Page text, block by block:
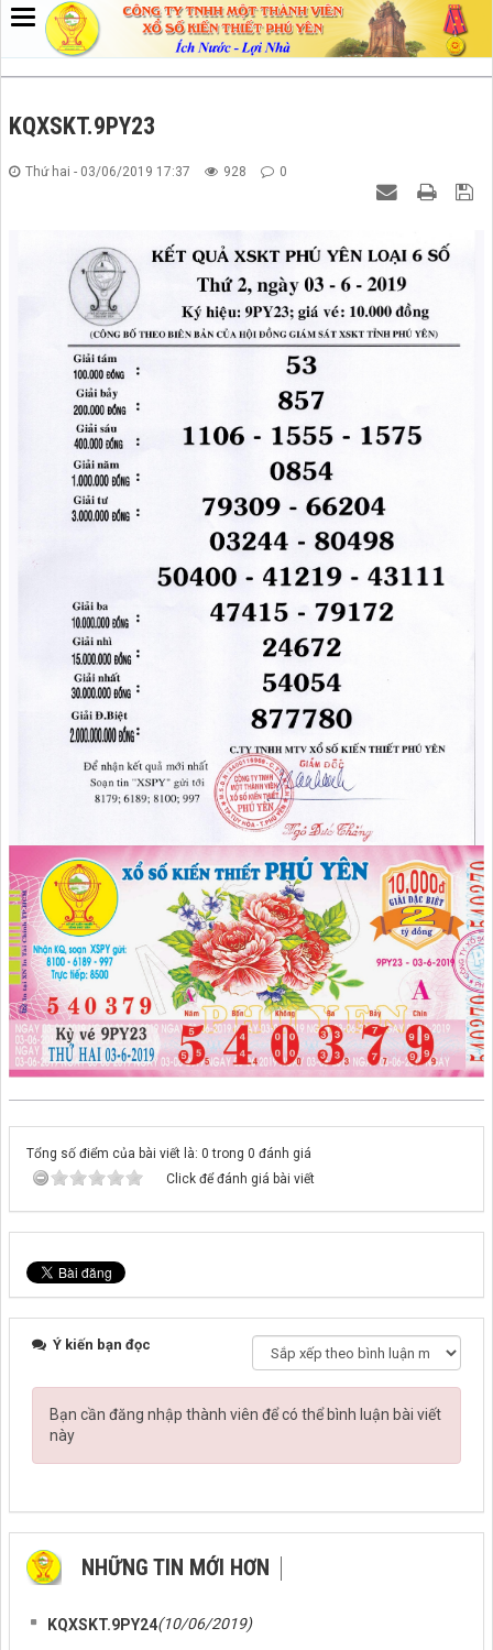
KQXSKT.9PY23
Thứ hai - 03/06/2019 17:37 928 0
Tổng số điểm của bài viết là: 0 trong 0 đánh giá
Click để đánh giá bài viết
Ý kiến bạn đọc
Bạn cần đăng nhập thành viên để có thể bình luận bài viết
này
NHỮNG TIN MỚI HƠN
KQXSKT.9PY24(10/06/2019)